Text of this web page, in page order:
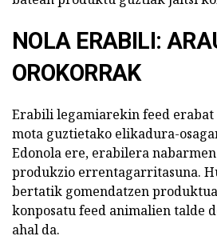
NOLA ERABILI:
OROKORRAK
Erabili legamiarekin feed
mota guztietako elikadura-
Edonola ere, erabilera
produkzio errentagarritasuna.
bertatik gomendatzen
konposatu feed animalien talde
ahal da.